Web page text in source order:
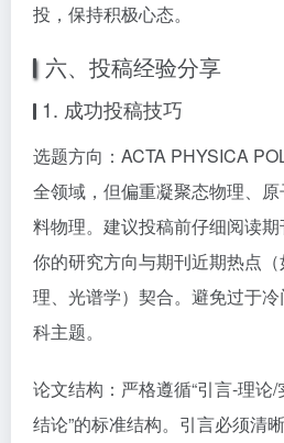
投，保持积极心态。
六、投稿经验分享
1. 成功投稿技巧
选题方向：ACTA PHYSICA
全领域，但偏重凝聚态物理、
料物理。建议投稿前仔细阅读
你的研究方向与期刊近期热点
理、光谱学）契合。避免过于
科主题。
论文结构：严格遵循“引言-理论
结论”的标准结构。引言必须清